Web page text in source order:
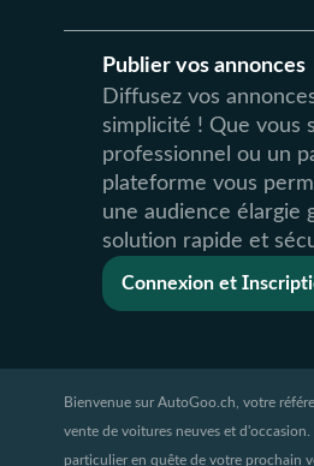
Publier vos annonces
Diffusez vos
simplicité ! Que vous
professionnel ou un
plateforme vous
une audience élargie
solution rapide et
Connexion et
Bienvenue sur AutoGoo.ch, votre
vente de voitures neuves et d'occasion.
particulier en quête de votre prochain